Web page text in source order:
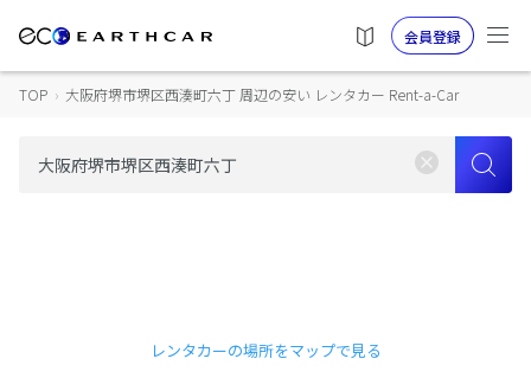
会員登録
TOP › 大阪府堺市堺区西湊町六丁 周辺の安い レンタカー Rent-a-Car
レンタカーの場所をマップで見る